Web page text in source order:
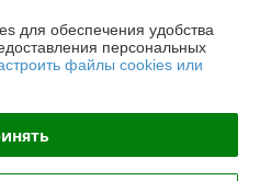
для обеспечения удобства
персональных
файлы cookies или